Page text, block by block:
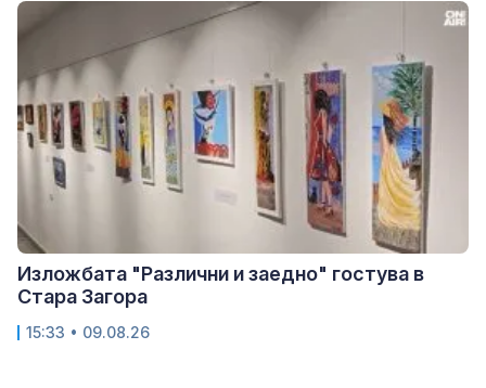
Изложбата "Различни и заедно" гостува в
Стара Загора
15:33 • 09.08.26